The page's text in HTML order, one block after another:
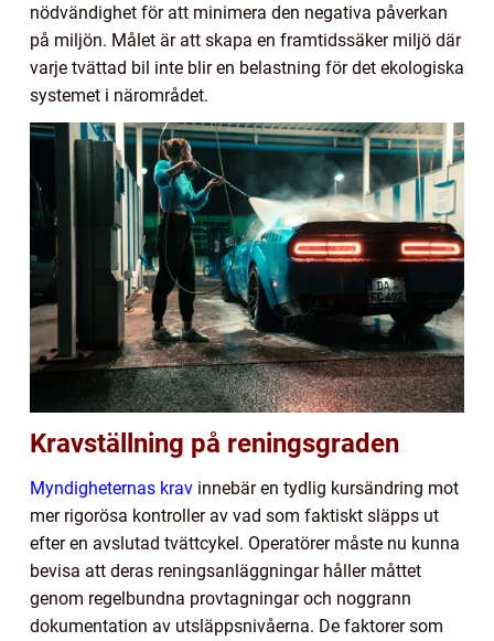
nödvändighet för att minimera den negativa påverkan
på miljön. Målet är att skapa en framtidssäker miljö där
varje tvättad bil inte blir en belastning för det ekologiska
systemet i närområdet.
Kravställning på reningsgraden
Myndigheternas krav innebär en tydlig kursändring mot
mer rigorösa kontroller av vad som faktiskt släpps ut
efter en avslutad tvättcykel. Operatörer måste nu kunna
bevisa att deras reningsanläggningar håller måttet
genom regelbundna provtagningar och noggrann
dokumentation av utsläppsnivåerna. De faktorer som